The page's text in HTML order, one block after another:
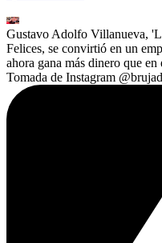
Gustavo Adolfo Villanueva,
Felices, se convirtió en un
ahora gana más dinero que
Tomada de Instagram